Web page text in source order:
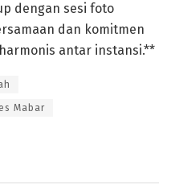
dengan sesi foto
dan komitmen
antar instansi.**
Mabar